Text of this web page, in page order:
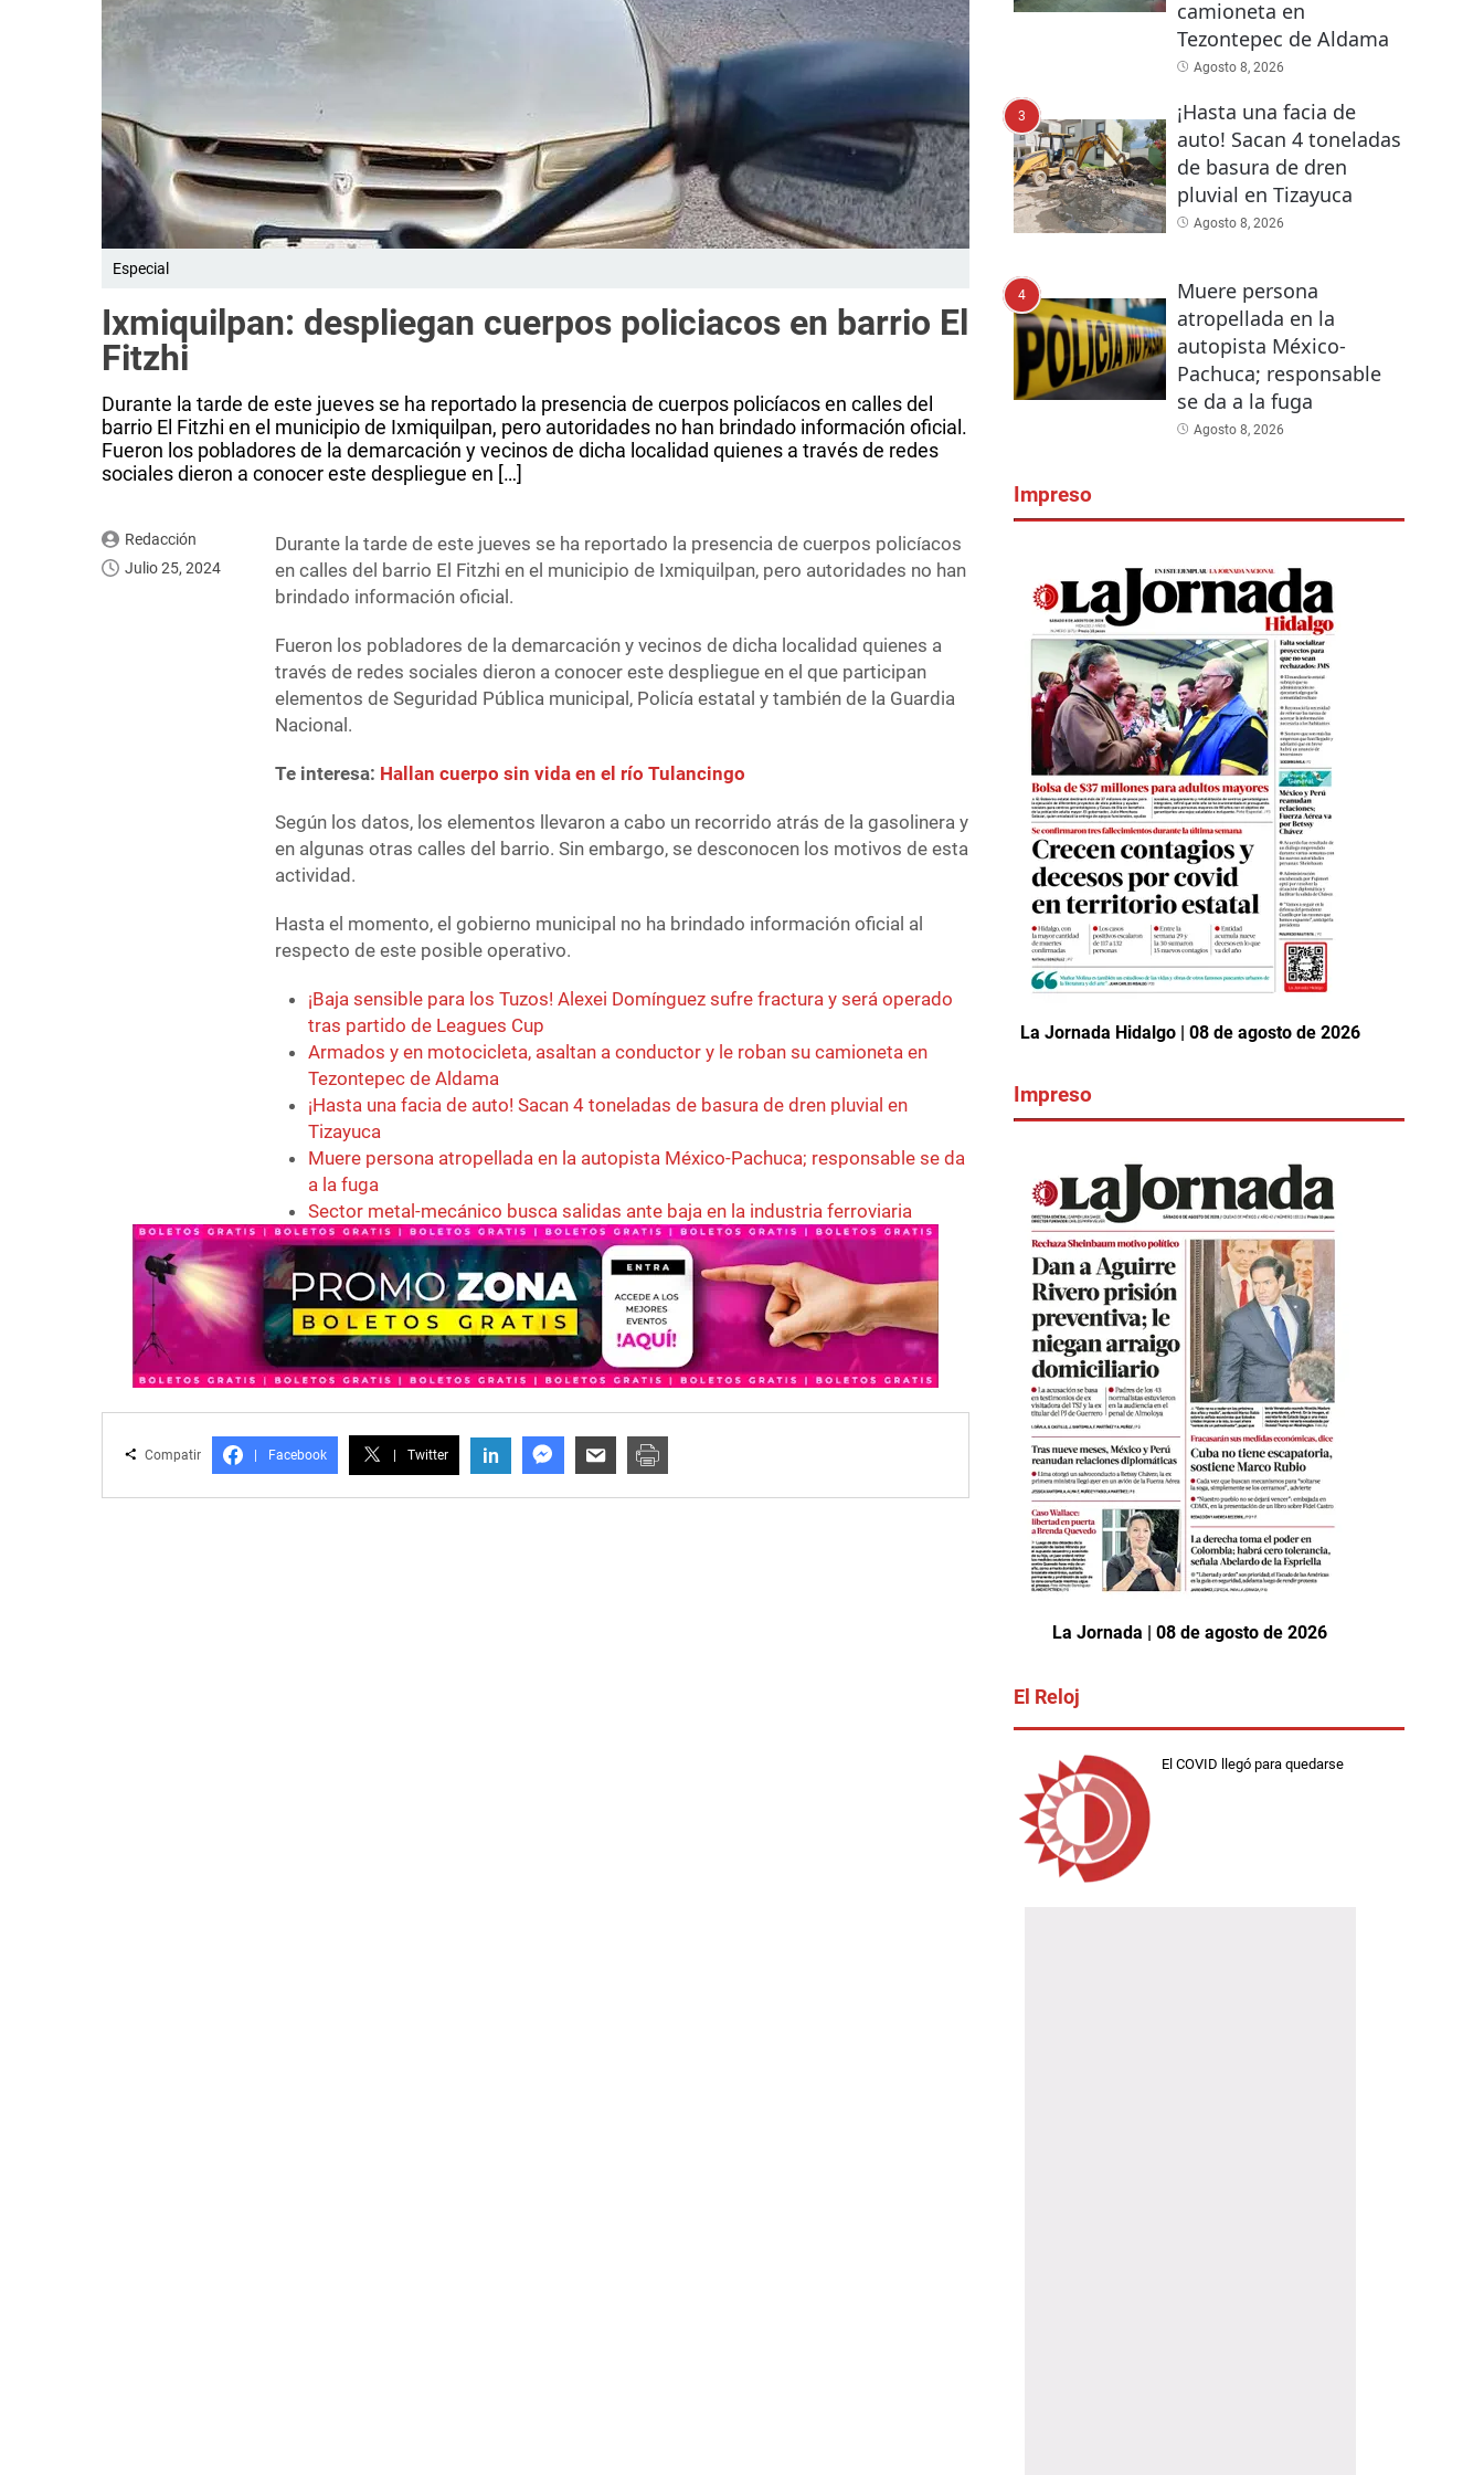
Especial
Ixmiquilpan: despliegan cuerpos policiacos en barrio El
Fitzhi
Durante la tarde de este jueves se ha reportado la presencia de cuerpos policíacos en calles del
barrio El Fitzhi en el municipio de Ixmiquilpan, pero autoridades no han brindado información oficial.
Fueron los pobladores de la demarcación y vecinos de dicha localidad quienes a través de redes
sociales dieron a conocer este despliegue en […]
Redacción
Julio 25, 2024
Durante la tarde de este jueves se ha reportado la presencia de cuerpos policíacos
en calles del barrio El Fitzhi en el municipio de Ixmiquilpan, pero autoridades no han
brindado información oficial.
Fueron los pobladores de la demarcación y vecinos de dicha localidad quienes a
través de redes sociales dieron a conocer este despliegue en el que participan
elementos de Seguridad Pública municipal, Policía estatal y también de la Guardia
Nacional.
Te interesa: Hallan cuerpo sin vida en el río Tulancingo
Según los datos, los elementos llevaron a cabo un recorrido atrás de la gasolinera y
en algunas otras calles del barrio. Sin embargo, se desconocen los motivos de esta
actividad.
Hasta el momento, el gobierno municipal no ha brindado información oficial al
respecto de este posible operativo.
¡Baja sensible para los Tuzos! Alexei Domínguez sufre fractura y será operado
tras partido de Leagues Cup
Armados y en motocicleta, asaltan a conductor y le roban su camioneta en
Tezontepec de Aldama
¡Hasta una facia de auto! Sacan 4 toneladas de basura de dren pluvial en
Tizayuca
Muere persona atropellada en la autopista México-Pachuca; responsable se da
a la fuga
Sector metal-mecánico busca salidas ante baja en la industria ferroviaria
Compatir Facebook Twitter in
camioneta en
Tezontepec de Aldama
Agosto 8, 2026
3
¡Hasta una facia de
auto! Sacan 4 toneladas
de basura de dren
pluvial en Tizayuca
Agosto 8, 2026
4
Muere persona
atropellada en la
autopista México-
Pachuca; responsable
se da a la fuga
Agosto 8, 2026
Impreso
La Jornada Hidalgo | 08 de agosto de 2026
Impreso
La Jornada | 08 de agosto de 2026
El Reloj
El COVID llegó para quedarse